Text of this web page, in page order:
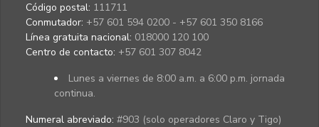
Código postal: 111711
Conmutador: +57 601 594 0200 - +57 601 350 8166
Línea gratuita nacional: 018000 120 100
Centro de contacto: +57 601 307 8042
Lunes a viernes de 8:00 a.m. a 6:00 p.m. jornada
continua.
Numeral abreviado: #903 (solo operadores Claro y Tigo)